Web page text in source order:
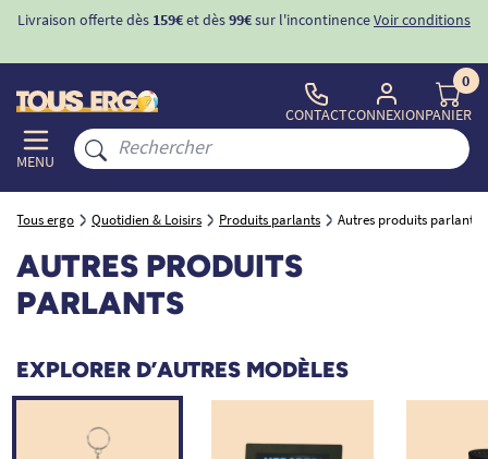
Livraison offerte dès 159€et dès99€sur l'incontinenceVoir conditions
MENU
CONTACTCONNEXION
0
PANIER
Tous ergo Quotidien & Loisirs Produits parlants Autres produits parlants
AUTRES PRODUITS
PARLANTS
EXPLORER D’AUTRES MODÈLES